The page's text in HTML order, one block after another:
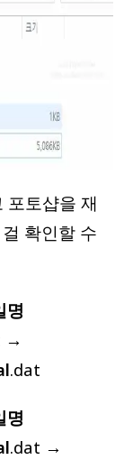
포토샵을 재
확인할 수
명
→
.dat
명
.dat →